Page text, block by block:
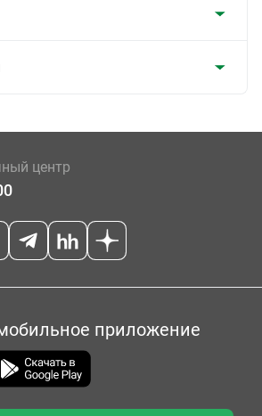
центр
приложение